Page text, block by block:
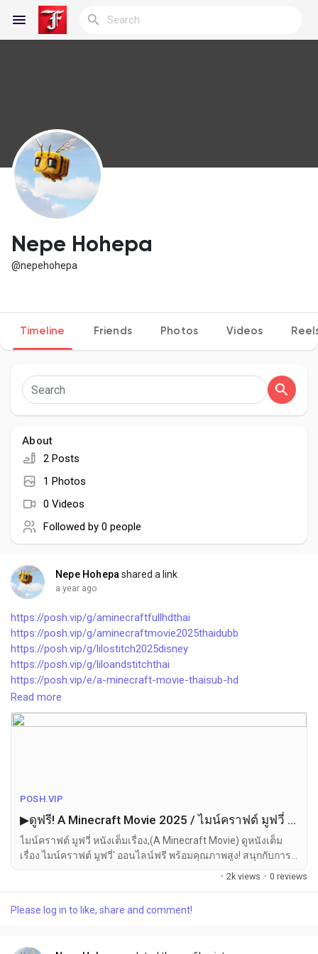
Discover Blogs
My Blogs
Discover Groups
Discover Pages
Discover Posts
Developers
Social Networth OS
Creator Commerce
Launch Startup
Creator Award
Talkfever App
Nepe Hohepa
@nepehohepa
Timeline Friends Photos Videos
About
2 Posts
1 Photos
0 Videos
Followed by 0 people
Nepe Hohepa shared a link
a year ago
https://posh.vip/g/aminecraftfullhdthai
https://posh.vip/g/aminecraftmovie2025thaidubb
https://posh.vip/g/lilostitch2025disney
https://posh.vip/g/liloandstitchthai
https://posh.vip/e/a-minecraft-movie-thaisub-hd
https://posh.vip/e/minecraftmoviefullhdthai
https://posh.vip/e/disneys-lilo-and-stitch-thaisub
https://moviq.graphy.com/courses/lilostitchfullvietsub
https://xemlatmat8.graphy.com/courses/latmat8fullvietsub
https://xemlilostitch.graphy.com/courses/liloandstitchmotchill
https://movesta.graphy.com/courses/tuvutrujohnwickballerina
motchill
https://movesta.graphy.com/courses/tuvutrujohnwickballerinaf
2025thamtukienfullhd
Read more
POSH.VIP
▶ดูฟรี! A Minecraft Movie 2025 / ไมน์คราฟต์ มูฟวี่ เต็มเรื่อง [HD] ไทยชัด 1080P
ไมน์คราฟต์ มูฟวี่ หนังเต็มเรื่อง,(A Minecraft Movie) ดูหนังเต็ม
เรื่อง ไมน์คราฟต์ มูฟวี่' ออนไลน์ฟรี พร้อมคุณภาพสูง! สนุกกับการ
รับชมภาพยนตร์ไทยเรื่องนี้ในเวอร์ชั่นเต็ม ไม่ว่าจะเป็นพากย์ไทย
· 2k views · 0 reviews
Please log in to like, share and comment!